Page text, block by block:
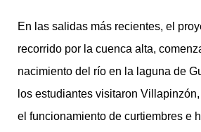
En las salidas más recientes, el
recorrido por la cuenca alta,
nacimiento del río en la laguna de
los estudiantes visitaron
el funcionamiento de curtiembres e